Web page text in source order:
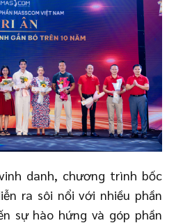
danh, chương trình bốc
ra sôi nổi với nhiều phần
sự hào hứng và góp phần